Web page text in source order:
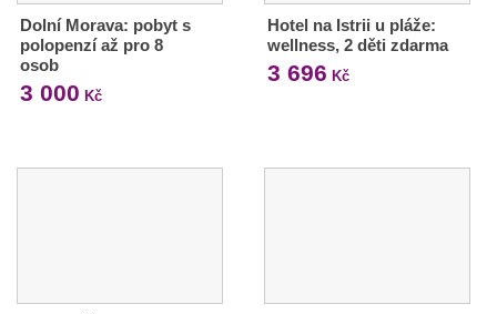
Dolní Morava: pobyt s
polopenzí až pro 8
osob
3 000 Kč
Hotel na Istrii u pláže:
wellness, 2 děti zdarma
3 696 Kč